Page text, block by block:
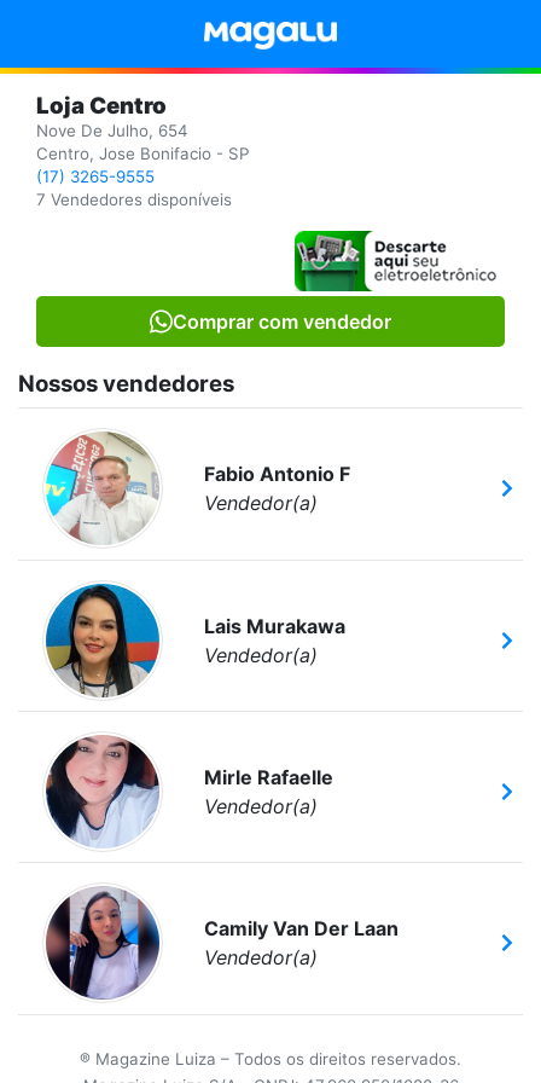
Loja Centro
Nove De Julho, 654
Centro, Jose Bonifacio - SP
(17) 3265-9555
7 Vendedores disponíveis
Comprar com vendedor
Nossos vendedores
Fabio Antonio F
Vendedor(a)
Lais Murakawa
Vendedor(a)
Mirle Rafaelle
Vendedor(a)
Camily Van Der Laan
Vendedor(a)
® Magazine Luiza – Todos os direitos reservados.